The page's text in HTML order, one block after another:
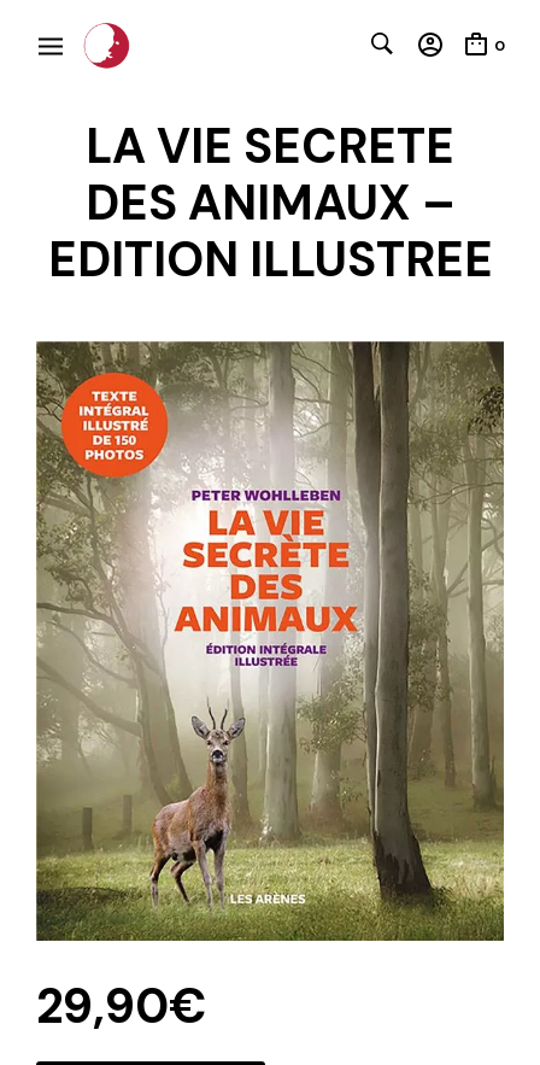
0
LA VIE SECRETE
DES ANIMAUX –
EDITION ILLUSTREE
29,90€